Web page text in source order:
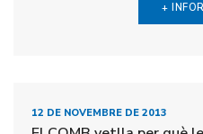
+
12 DE NOVEMBRE DE 2013